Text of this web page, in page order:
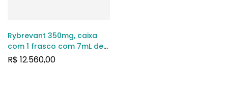
Rybrevant 350mg, caixa
com 1 frasco com 7mL de
solução de uso
R$ 12.560,00